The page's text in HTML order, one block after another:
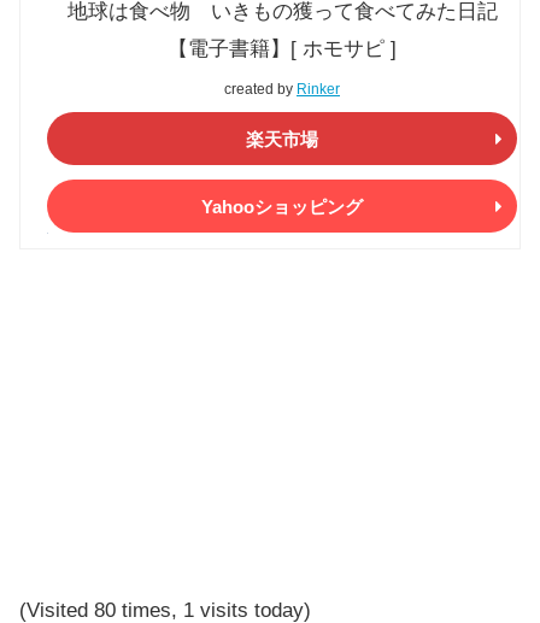
地球は食べ物 いきもの獲って食べてみた日記
【電子書籍】[ ホモサピ ]
created by Rinker
楽天市場
Yahooショッピング
(Visited 80 times, 1 visits today)